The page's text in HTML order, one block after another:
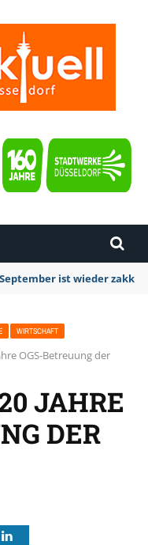
ist wieder zakk
WIRTSCHAFT
OGS-Betreuung der
JAHRE
DER